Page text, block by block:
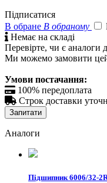
Підписатися
В обране В обраному
 Немає на складі
Перевірте, чи є аналоги
Ми можемо замовити
Умови постачання:
 100% передоплата
 Строк доставки
Запитати
Аналоги
Підшипник 6006/32-